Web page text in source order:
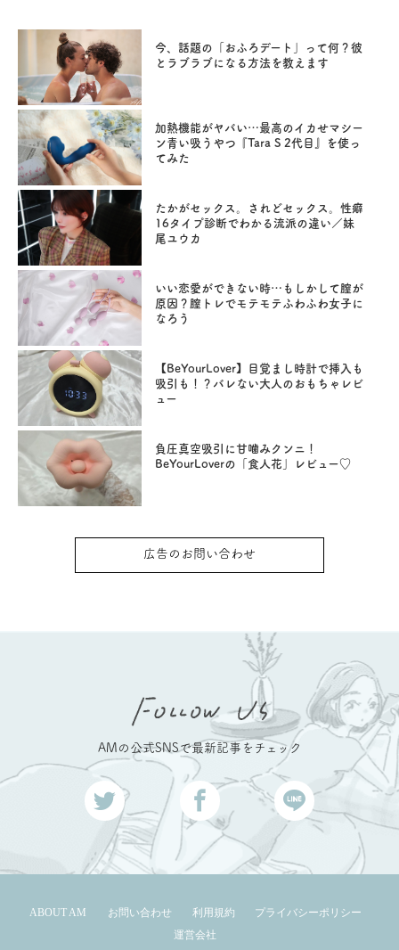
今、話題の「おふろデート」って何？彼
とラブラブになる方法を教えます
加熱機能がヤバい…最高のイカせマシー
ン青い吸うやつ『Tara S 2代目』を使っ
てみた
たかがセックス。されどセックス。性癖
16タイプ診断でわかる流派の違い／妹
尾ユウカ
いい恋愛ができない時…もしかして膣が
原因？膣トレでモテモテふわふわ女子に
なろう
【BeYourLover】目覚まし時計で挿入も
吸引も！？バレない大人のおもちゃレビ
ュー
負圧真空吸引に甘噛みクンニ！
BeYourLoverの「食人花」レビュー♡
広告のお問い合わせ
AMの公式SNSで最新記事をチェック
ABOUT AM お問い合わせ 利用規約
プライバシーポリシー
運営会社